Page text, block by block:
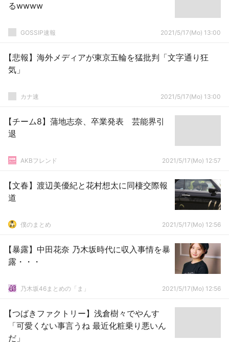
るwwww
GOSSIP速報 2021/5/17(Mo) 13:00
【悲報】海外メディアが東京五輪を猛批判「文字通り狂
気」
カナ速 2021/5/17(Mo) 13:00
【チーム8】蒲地志奈、卒業発表 芸能界引
退
AKBフレンド 2021/5/17(Mo) 12:57
【文春】渡辺美優紀と花村想太に同棲交際報
道
僕のまとめ 2021/5/17(Mo) 12:56
【暴露】中田花奈 乃木坂時代に収入事情を暴
露・・・
乃木坂46まとめの「ま」 2021/5/17(Mo) 12:56
【つばきファクトリー】浅倉樹々でやんす
「可愛くない事言うね 最近化粧乗り悪いん
だ」